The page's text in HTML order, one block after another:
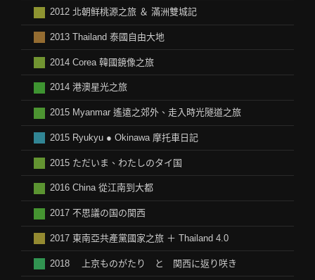
2012 北朝鲜桃源之旅 ＆ 滿洲雙城記
2013 Thailand 泰國自由大地
2014 Corea 韓國鏡像之旅
2014 港澳星光之旅
2015 Myanmar 遙遠之郊外、走入時光隧道之旅
2015 Ryukyu ● Okinawa 摩托車日記
2015 ただいま、わたしのタイ国
2016 China 從江南到大都
2017 不思議の国の関西
2017 東南亞共產黨國家之旅 ＋ Thailand 4.0
2018 上京ものがたり と 関西に返り咲き